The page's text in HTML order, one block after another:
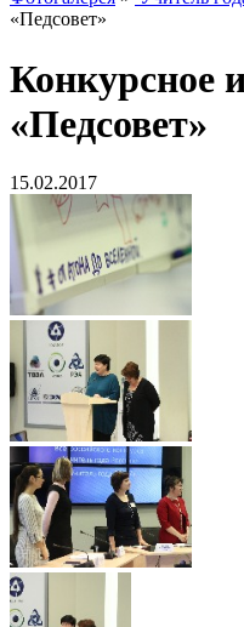
«Педсовет»
Конкурсное
«Педсовет»
15.02.2017